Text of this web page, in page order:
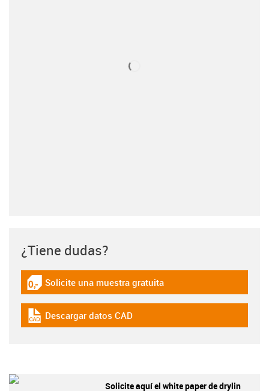
¿Tiene dudas?
igus-icon-gratismuster
Solicite una muestra gratuita
igus-icon-cad-dateien
Descargar datos CAD
Solicite aquí el white paper de drylin